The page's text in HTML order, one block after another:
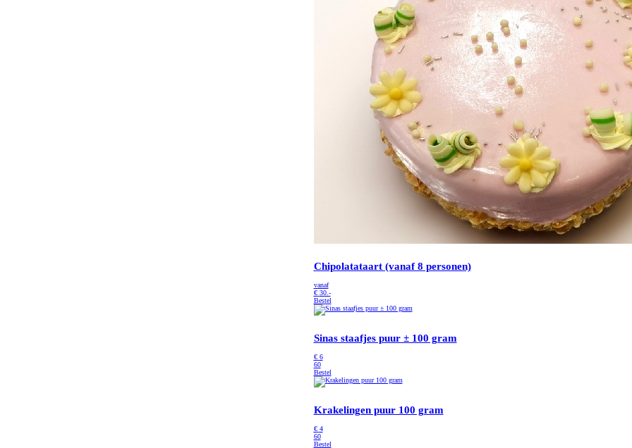
Chipolatataart (vanaf 8 personen)
vanaf
€ 30.-
Bestel
Sinas staafjes puur ± 100 gram
€ 6
60
Bestel
Krakelingen puur 100 gram
€ 4
60
Bestel